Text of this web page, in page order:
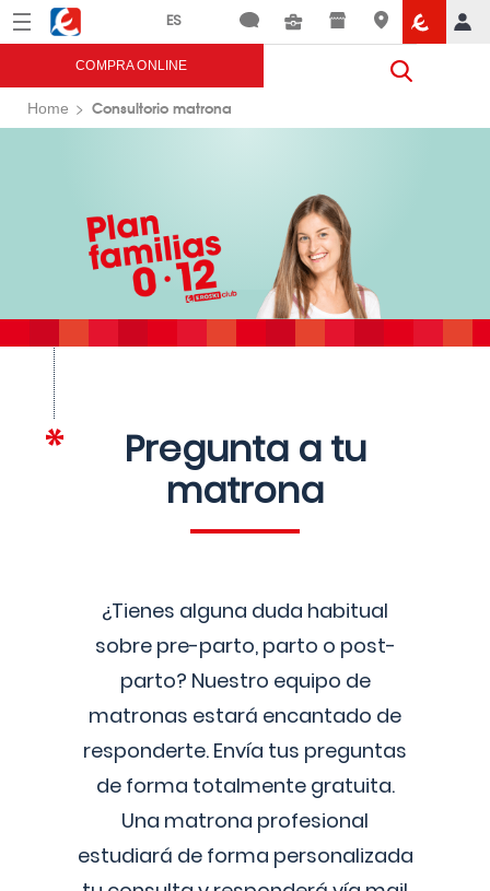
Menú Eroski
COMPRA ONLINE
Home Consultorio matrona
Pregunta a tu
matrona
¿Tienes alguna duda habitual
sobre pre-parto, parto o post-
parto? Nuestro equipo de
matronas estará encantado de
responderte. Envía tus preguntas
de forma totalmente gratuita.
Una matrona profesional
estudiará de forma personalizada